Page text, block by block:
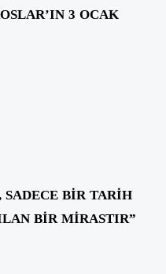
3 OCAK
SADECE BİR TARİH
BİR MİRASTIR”